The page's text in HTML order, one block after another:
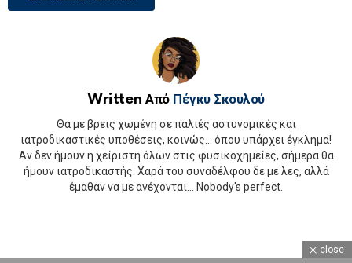
Written Από Πέγκυ Σκουλού
Θα με βρεις χωμένη σε παλιές αστυνομικές και
ιατροδικαστικές υποθέσεις, κοινώς... όπου υπάρχει έγκλημα!
Αν δεν ήμουν η χείριστη όλων στις φυσικοχημείες, σήμερα θα
ήμουν ιατροδικαστής. Χαρά του συναδέλφου δε με λες, αλλά
έμαθαν να με ανέχονται... Nobody's perfect.
close